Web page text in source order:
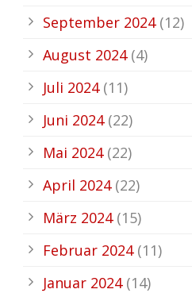
September 2024(12)
August 2024(4)
Juli 2024(11)
Juni 2024(22)
Mai 2024(22)
April 2024(22)
März 2024(15)
Februar 2024(11)
Januar 2024(14)